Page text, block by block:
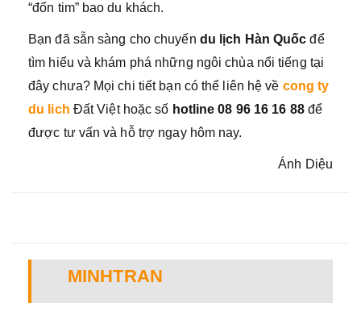
“đốn tim” bao du khách.
Bạn đã sẵn sàng cho chuyến du lịch Hàn Quốc để
tìm hiểu và khám phá những ngôi chùa nổi tiếng tại
đây chưa? Mọi chi tiết bạn có thể liên hệ về cong ty
du lich Đất Việt hoặc số hotline 08 96 16 16 88để
được tư vấn và hỗ trợ ngay hôm nay.
Ánh Diệu
MINHTRAN